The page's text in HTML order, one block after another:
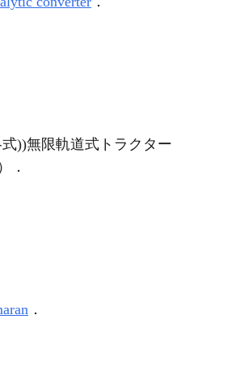
式))無限軌道式トラクター
．
．